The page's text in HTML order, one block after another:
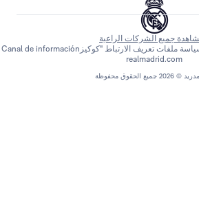
الراعية
الارتباط "كوكيز Canal de información